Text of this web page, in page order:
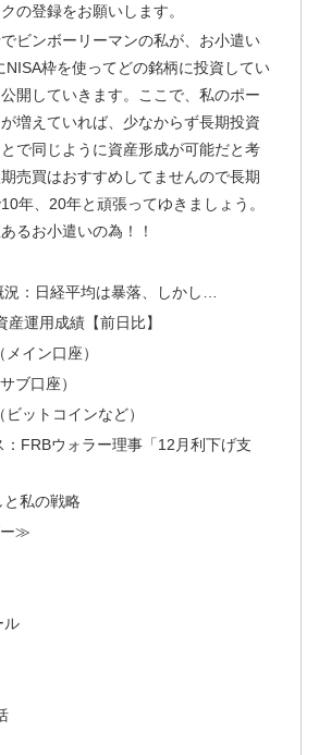
の登録をお願いします。
ビンボーリーマンの私が、お小遣い
NISA枠を使ってどの銘柄に投資してい
開していきます。ここで、私のポー
が増えていれば、少なからず長期投資
で同じように資産形成が可能だと考
売買はおすすめしてませんので長期
年、20年と頑張ってゆきましょう。
るお小遣いの為！！
況：日経平均は暴落、しかし…
運用成績【前日比】
イン口座）
ブ口座）
ットコインなど）
FRBウォラー理事「12月利下げ支
と私の戦略
ー≫